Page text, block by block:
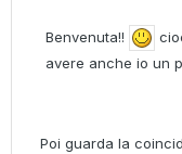
Benvenuta!!
avere anche io un
Poi guarda la